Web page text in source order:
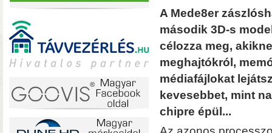
A TerraMaster-nél
F2-425 és F4-425
A Mede8er
második 3D-s
célozza meg,
meghajtókról,
médiafájlokat
kevesebbet, mint
chipre épül...